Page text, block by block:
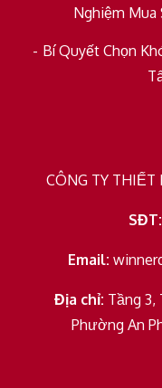
Nghiệm Mua
Bí Quyết Chọn
CÔNG TY THIẾT
SĐT:
Email:
Địa chỉ: Tầng 3,
Phường An